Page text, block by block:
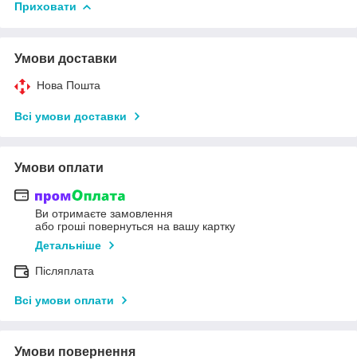
Приховати
Умови доставки
Нова Пошта
Всі умови доставки
Умови оплати
Ви отримаєте замовлення
або гроші повернуться на вашу картку
Детальніше
Післяплата
Всі умови оплати
Умови повернення